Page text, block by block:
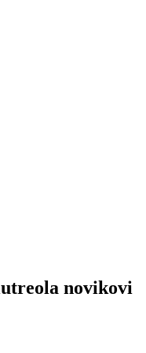
novikovi